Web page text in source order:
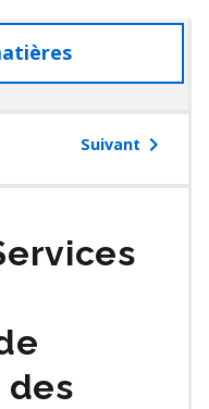
à
table
Suivant